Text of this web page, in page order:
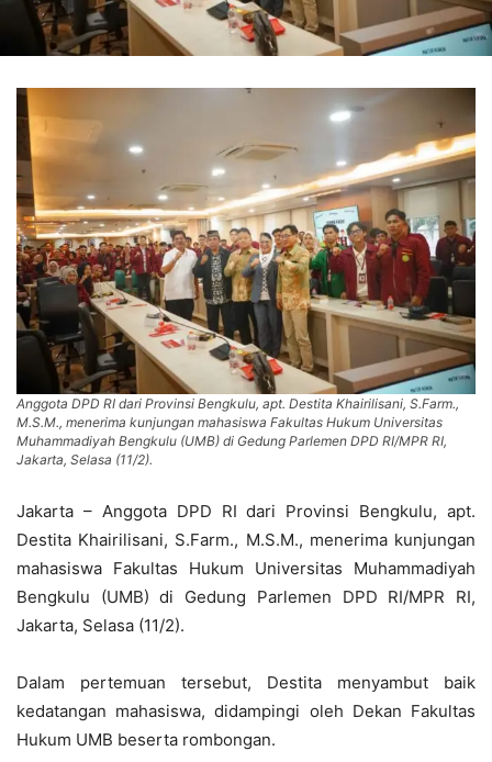
Anggota DPD RI dari Provinsi Bengkulu, apt. Destita Khairilisani, S.Farm.,
M.S.M., menerima kunjungan mahasiswa Fakultas Hukum Universitas
Muhammadiyah Bengkulu (UMB) di Gedung Parlemen DPD RI/MPR RI,
Jakarta, Selasa (11/2).
Jakarta – Anggota DPD RI dari Provinsi Bengkulu, apt.
Destita Khairilisani, S.Farm., M.S.M., menerima kunjungan
mahasiswa Fakultas Hukum Universitas Muhammadiyah
Bengkulu (UMB) di Gedung Parlemen DPD RI/MPR RI,
Jakarta, Selasa (11/2).
Dalam pertemuan tersebut, Destita menyambut baik
kedatangan mahasiswa, didampingi oleh Dekan Fakultas
Hukum UMB beserta rombongan.